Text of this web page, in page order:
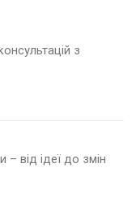
з
– від ідеї до змін